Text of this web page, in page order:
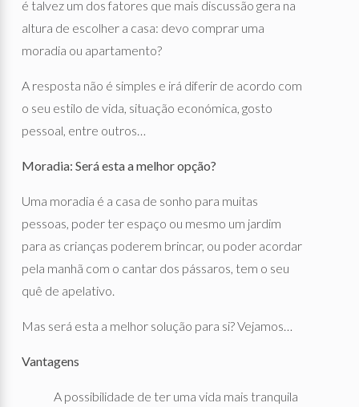
é talvez um dos fatores que mais discussão gera na
altura de escolher a casa: devo comprar uma
moradia ou apartamento?
A resposta não é simples e irá diferir de acordo com
o seu estilo de vida, situação económica, gosto
pessoal, entre outros…
Moradia: Será esta a melhor opção?
Uma moradia é a casa de sonho para muitas
pessoas, poder ter espaço ou mesmo um jardim
para as crianças poderem brincar, ou poder acordar
pela manhã com o cantar dos pássaros, tem o seu
quê de apelativo.
Mas será esta a melhor solução para si? Vejamos…
Vantagens
A possibilidade de ter uma vida mais tranquila